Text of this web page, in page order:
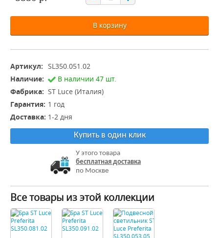
В корзину
Артикул: SL350.051.02
Наличие:
В наличии 47 шт.
Фабрика: ST Luce (Италия)
Гарантия: 1 год
Доставка: 1-2 дня
Купить в один клик
У этого товара
бесплатная доставка
по Москве
Все товары из этой коллекции